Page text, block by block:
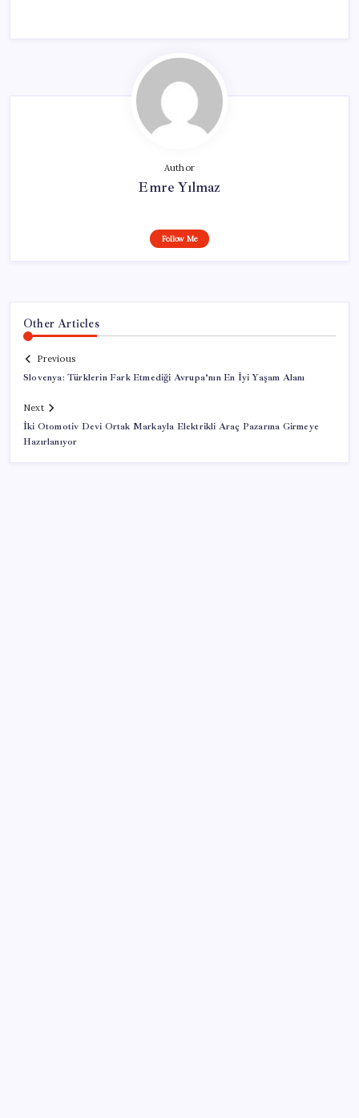
Author
Emre Yılmaz
Follow Me
Other Articles
Previous
Slovenya: Türklerin Fark Etmediği Avrupa’nın En İyi Yaşam Alanı
Next
İki Otomotiv Devi Ortak Markayla Elektrikli Araç Pazarına Girmeye
Hazırlanıyor